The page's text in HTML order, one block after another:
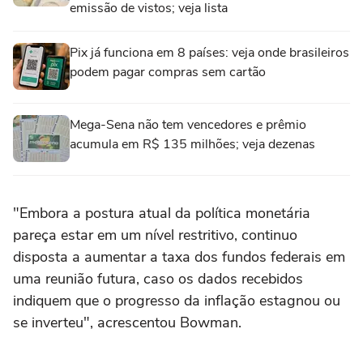
emissão de vistos; veja lista
Pix já funciona em 8 países: veja onde brasileiros
podem pagar compras sem cartão
Mega-Sena não tem vencedores e prêmio
acumula em R$ 135 milhões; veja dezenas
"Embora a postura atual da política monetária
pareça estar em um nível restritivo, continuo
disposta a aumentar a taxa dos fundos federais em
uma reunião futura, caso os dados recebidos
indiquem que o progresso da inflação estagnou ou
se inverteu", acrescentou Bowman.